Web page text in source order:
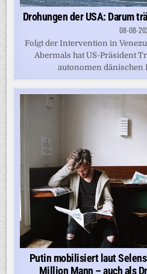
Drohungen der USA: Darum
08-08-
Folgt der Intervention in
Abermals hat US-Präsident
autonomen dänischen
Putin mobilisiert laut
Million Mann – auch als